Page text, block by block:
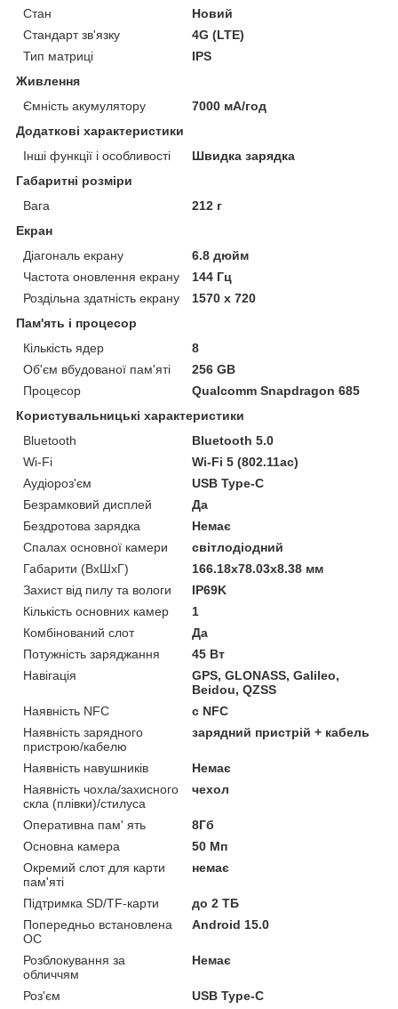
Стан
Новий
Стандарт зв'язку
4G (LTE)
Тип матриці
IPS
Живлення
Ємність акумулятору
7000 мА/год
Додаткові характеристики
Інші функції і особливості
Швидка зарядка
Габаритні розміри
Вага
212 г
Екран
Діагональ екрану
6.8 дюйм
Частота оновлення екрану
144 Гц
Роздільна здатність екрану
1570 x 720
Пам'ять і процесор
Кількість ядер
8
Об'єм вбудованої пам'яті
256 GB
Процесор
Qualcomm Snapdragon 685
Користувальницькі характеристики
Bluetooth
Bluetooth 5.0
Wi-Fi
Wi-Fi 5 (802.11ac)
Аудіороз'єм
USB Type-C
Безрамковий дисплей
Да
Бездротова зарядка
Немає
Спалах основної камери
світлодіодний
Габарити (ВхШхГ)
166.18x78.03x8.38 мм
Захист від пилу та вологи
IP69K
Кількість основних камер
1
Комбінований слот
Да
Потужність заряджання
45 Вт
Навігація
GPS, GLONASS, Galileo,
Beidou, QZSS
Наявність NFC
с NFC
Наявність зарядного
пристрою/кабелю
зарядний пристрій + кабель
Наявність навушників
Немає
Наявність чохла/захисного
скла (плівки)/стилуса
чехол
Оперативна пам' ять
8Гб
Основна камера
50 Мп
Окремий слот для карти
пам'яті
немає
Підтримка SD/TF-карти
до 2 ТБ
Попередньо встановлена
ОС
Android 15.0
Розблокування за
обличчям
Немає
Роз'єм USB Type-C